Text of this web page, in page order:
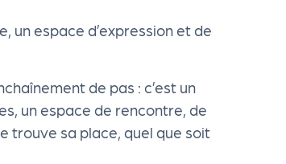
un espace d’expression et de
de pas : c’est un
un espace de rencontre, de
trouve sa place, quel que soit